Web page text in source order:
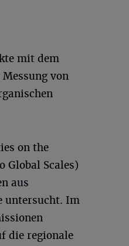
mit dem
von
on the
Global Scales)
aus
untersucht. Im
die regionale